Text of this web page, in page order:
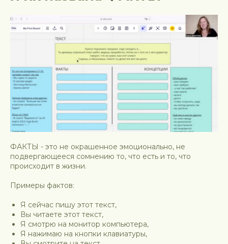
ФАКТЫ - это не окрашенное эмоционально, не
подвергающееся сомнению то, что есть и то, что
происходит в жизни.
Примеры фактов:
Я сейчас пишу этот текст,
Вы читаете этот текст,
Я смотрю на монитор компьютера,
Я нажимаю на кнопки клавиатуры,